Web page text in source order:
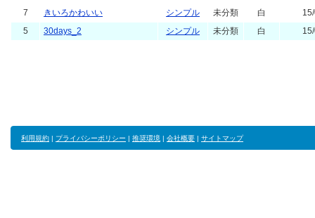
7
きいろかわいい シンプル 未分類 白
5
30days_2 シンプル 未分類 白
利用規約 | プライバシーポリシー | 推奨環境 | 会社概要 | サイトマップ